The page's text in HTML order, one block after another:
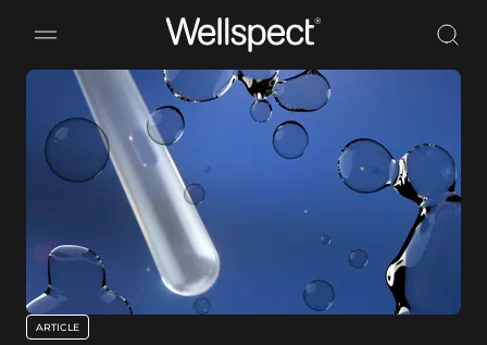
Wellspect
key:global.content-type:
ARTICLE